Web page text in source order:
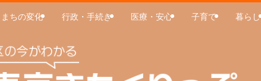
まちの変化 行政・手続き 医療・安心 子育て 暮らし